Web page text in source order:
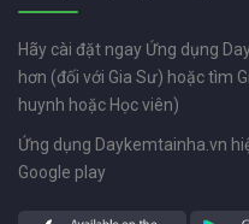
Hãy cài đặt ngay Ứng dụng
hơn (đối với Gia Sư) hoặc tìm
huynh hoặc Học viên)
Ứng dụng Daykemtainha.vn
Google play